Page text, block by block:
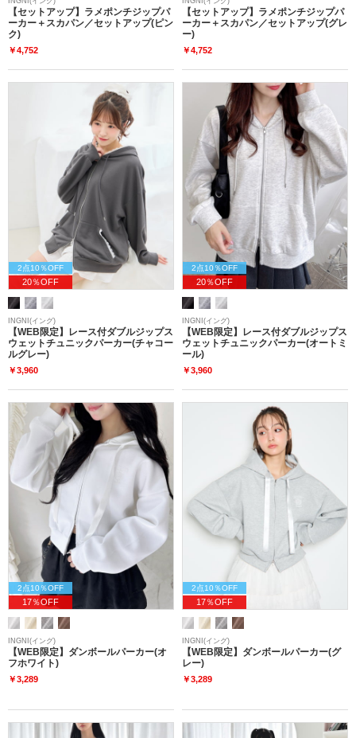
【セットアップ】ラメポンチジップパ
ーカー＋スカパン／セットアップ(ピン
ク)
￥4,752
【セットアップ】ラメポンチジップパ
ーカー＋スカパン／セットアップ(グレ
ー)
￥4,752
2点10％OFF
20％OFF
INGNI(イング)
【WEB限定】レース付ダブルジップス
ウェットチュニックパーカー(チャコー
ルグレー)
￥3,960
2点10％OFF
20％OFF
INGNI(イング)
【WEB限定】レース付ダブルジップス
ウェットチュニックパーカー(オートミ
ール)
￥3,960
2点10％OFF
17％OFF
INGNI(イング)
【WEB限定】ダンボールパーカー(オ
フホワイト)
￥3,289
2点10％OFF
17％OFF
INGNI(イング)
【WEB限定】ダンボールパーカー(グ
レー)
￥3,289